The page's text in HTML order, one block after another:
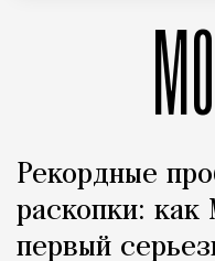
Рекордные
раскопки: как
первый